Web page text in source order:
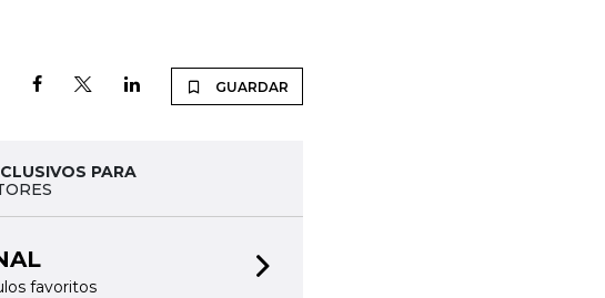
GUARDAR
PARA
impresas en formato digital